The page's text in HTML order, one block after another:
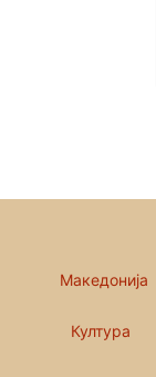
Македонија
Култура